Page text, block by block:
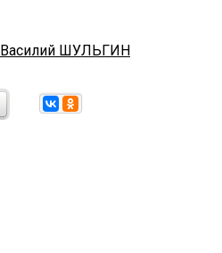
Василий ШУЛЬГИН